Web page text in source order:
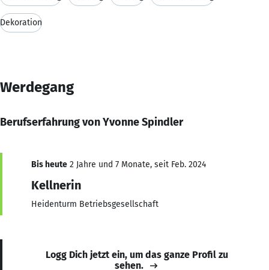
Dekoration
Werdegang
Berufserfahrung von Yvonne Spindler
Bis heute 2 Jahre und 7 Monate, seit Feb. 2024
Kellnerin
Heidenturm Betriebsgesellschaft
Logg Dich jetzt ein, um das ganze Profil zu
sehen.